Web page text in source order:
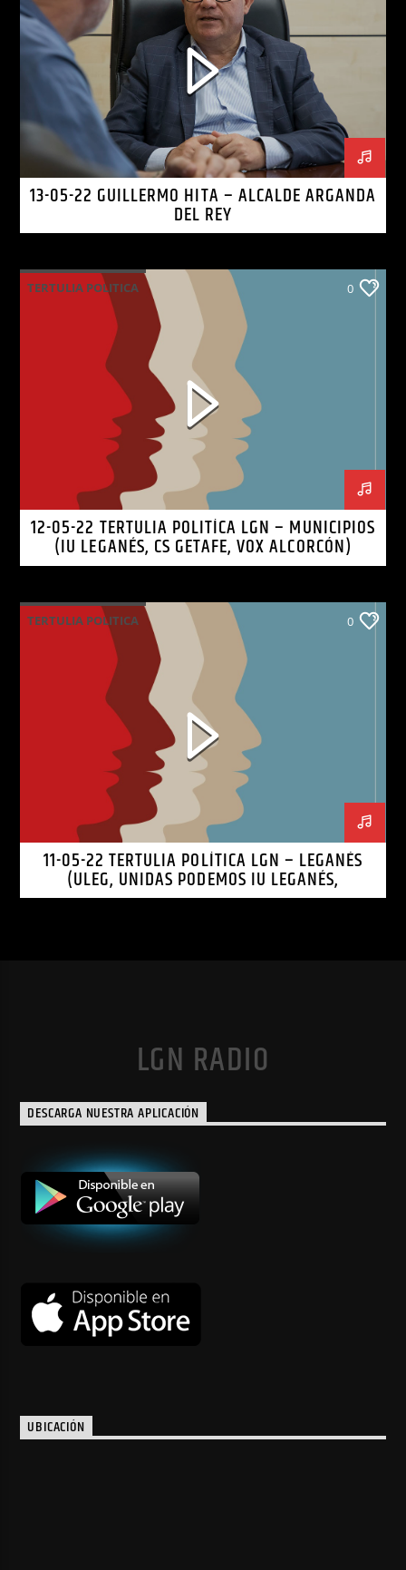
13-05-22 GUILLERMO HITA – ALCALDE ARGANDA
DEL REY
TERTULIA POLITICA 0
12-05-22 TERTULIA POLITÍCA LGN – MUNICIPIOS
(IU LEGANÉS, CS GETAFE, VOX ALCORCÓN)
TERTULIA POLITICA 0
11-05-22 TERTULIA POLÍTICA LGN – LEGANÉS
(ULEG, UNIDAS PODEMOS IU LEGANÉS,
LEGANEMOS)
LGN RADIO
DESCARGA NUESTRA APLICACIÓN
UBICACIÓN